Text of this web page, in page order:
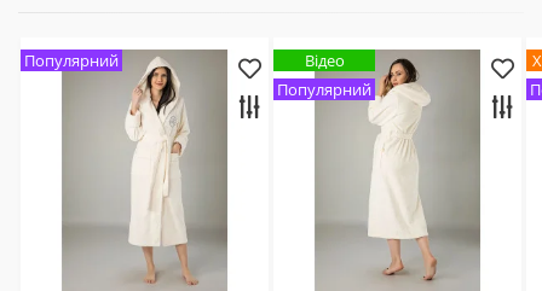
Популярний
Відео
Популярний